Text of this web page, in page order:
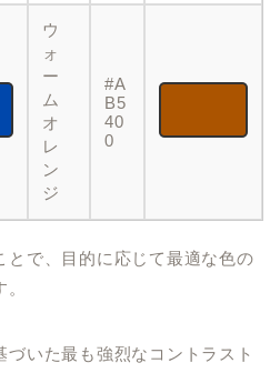
ウ
ォ
ー
ム
オ
レ
ン
ジ
#A
B5
40
0
とで、目的に応じて最適な色の
いた最も強烈なコントラスト